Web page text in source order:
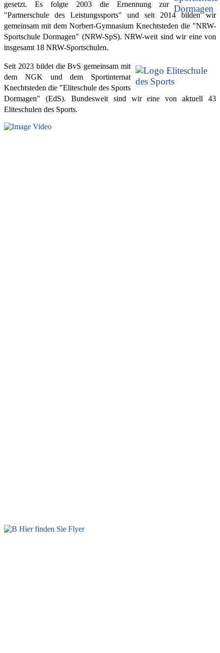
gesetzt. Es folgte 2003 die Ernennung zur
"Partnerschule des Leistungssports" und seit 2014 bilden wir
gemeinsam mit dem Norbert-Gymnasium Knechtsteden die "NRW-
Sportschule Dormagen" (NRW-SpS). NRW-weit sind wir eine von
insgesamt 18 NRW-Sportschulen.
Seit 2023 bildet die BvS gemeinsam mit
dem NGK und dem Sportinternat
Knechtsteden die "Eliteschule des Sports
Dormagen" (EdS). Bundesweit sind wir eine von aktuell 43
Eliteschulen des Sports.